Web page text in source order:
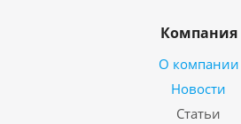
Компания
О компании
Новости
Статьи